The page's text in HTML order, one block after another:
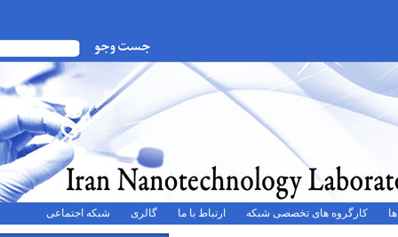
های تخصصی شبکه ارتباط با ما گالری شبکه اجتماعی